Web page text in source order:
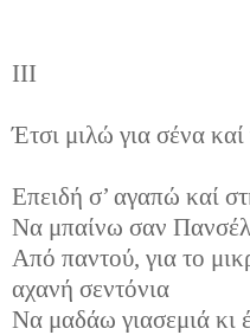
ΙΙΙ
Έτσι μιλώ για σένα καί
Επειδή σ’ αγαπώ καί
Να μπαίνω σαν
Από παντού, για το
αχανή σεντόνια
Να μαδάω γιασεμιά κι